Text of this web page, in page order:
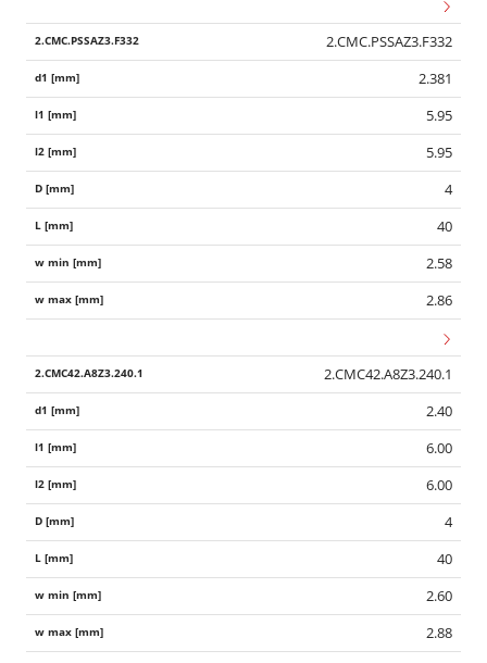
2.CMC.PSSAZ3.F332
2.381
5.95
5.95
4
40
2.58
2.86
2.CMC42.A8Z3.240.1
2.40
6.00
6.00
4
40
2.60
2.88